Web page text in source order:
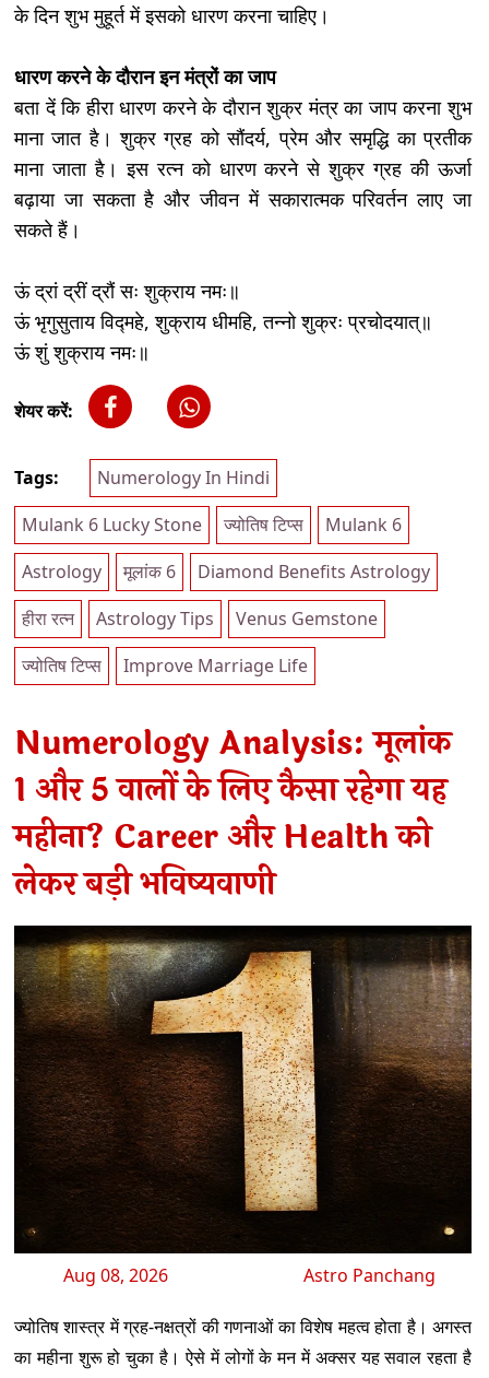
के दिन शुभ मुहूर्त में इसको धारण करना चाहिए।
धारण करने के दौरान इन मंत्रों का जाप
बता दें कि हीरा धारण करने के दौरान शुक्र मंत्र का जाप करना शुभ
माना जात है। शुक्र ग्रह को सौंदर्य, प्रेम और समृद्धि का प्रतीक
माना जाता है। इस रत्न को धारण करने से शुक्र ग्रह की ऊर्जा
बढ़ाया जा सकता है और जीवन में सकारात्मक परिवर्तन लाए जा
सकते हैं।
ऊं द्रां द्रीं द्रौं सः शुक्राय नमः॥
ऊं भृगुसुताय विद्महे, शुक्राय धीमहि, तन्नो शुक्रः प्रचोदयात्॥
ऊं शुं शुक्राय नमः॥
शेयर करें:
Tags:
Numerology In Hindi
Mulank 6 Lucky Stone
ज्योतिष टिप्स
Mulank 6
Astrology
मूलांक 6
Diamond Benefits Astrology
हीरा रत्न
Astrology Tips
Venus Gemstone
ज्योतिष टिप्स
Improve Marriage Life
Numerology Analysis: मूलांक
1 और 5 वालों के लिए कैसा रहेगा यह
महीना? Career और Health को
लेकर बड़ी भविष्यवाणी
Aug 08, 2026 Astro Panchang
ज्योतिष शास्त्र में ग्रह-नक्षत्रों की गणनाओं का विशेष महत्व होता है। अगस्त
का महीना शुरू हो चुका है। ऐसे में लोगों के मन में अक्सर यह सवाल रहता है